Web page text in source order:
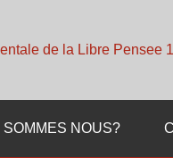
SOMMES NOUS?